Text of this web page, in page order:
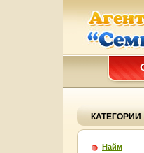
КАТЕГОРИИ
Найм